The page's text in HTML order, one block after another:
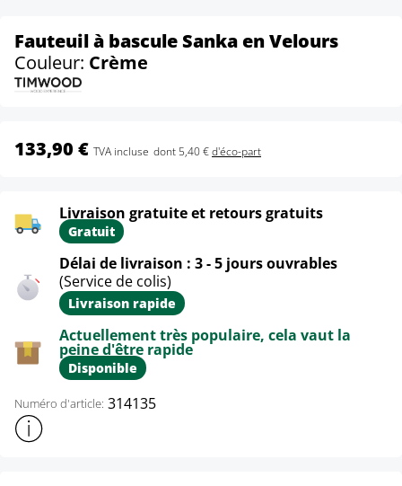
Fauteuil à bascule Sanka en Velours
Couleur: Crème
133,90 € TVA incluse dont 5,40 €d'éco-part
Livraison gratuite et retours gratuits
Gratuit
Délai de livraison : 3 - 5 jours ouvrables
(Service de colis)
Livraison rapide
Actuellement très populaire, cela vaut la
peine d'être rapide
Disponible
Numéro d'article: 314135
Afficher plus d'informations sur le produit